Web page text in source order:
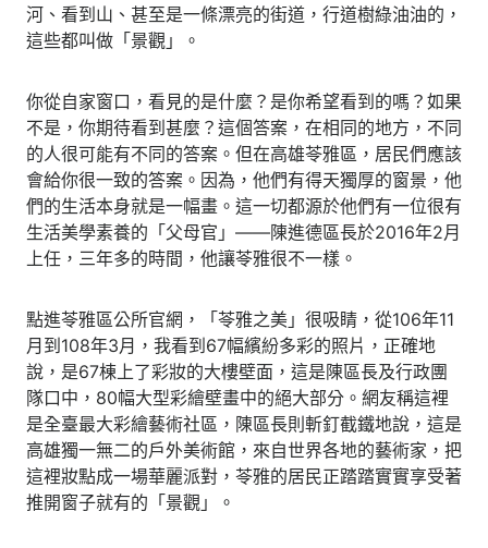
河、看到山、甚至是一條漂亮的街道，行道樹綠油油的，
這些都叫做「景觀」。
你從自家窗口，看見的是什麼？是你希望看到的嗎？如果
不是，你期待看到甚麼？這個答案，在相同的地方，不同
的人很可能有不同的答案。但在高雄苓雅區，居民們應該
會給你很一致的答案。因為，他們有得天獨厚的窗景，他
們的生活本身就是一幅畫。這一切都源於他們有一位很有
生活美學素養的「父母官」――陳進德區長於2016年2月
上任，三年多的時間，他讓苓雅很不一樣。
點進苓雅區公所官網，「苓雅之美」很吸睛，從106年11
月到108年3月，我看到67幅繽紛多彩的照片，正確地
說，是67棟上了彩妝的大樓壁面，這是陳區長及行政團
隊口中，80幅大型彩繪壁畫中的絕大部分。網友稱這裡
是全臺最大彩繪藝術社區，陳區長則斬釘截鐵地說，這是
高雄獨一無二的戶外美術館，來自世界各地的藝術家，把
這裡妝點成一場華麗派對，苓雅的居民正踏踏實實享受著
推開窗子就有的「景觀」。